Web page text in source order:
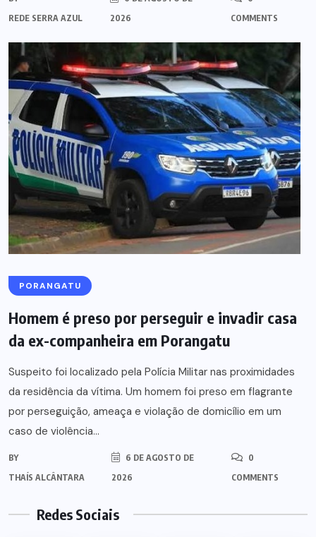
REDE SERRA AZUL
2026
COMMENTS
PORANGATU
Homem é preso por perseguir e invadir casa
da ex-companheira em Porangatu
Suspeito foi localizado pela Polícia Militar nas proximidades
da residência da vítima. Um homem foi preso em flagrante
por perseguição, ameaça e violação de domicílio em um
caso de violência...
BY
THAÍS ALCÂNTARA
6 DE AGOSTO DE
2026
0
COMMENTS
Redes Sociais